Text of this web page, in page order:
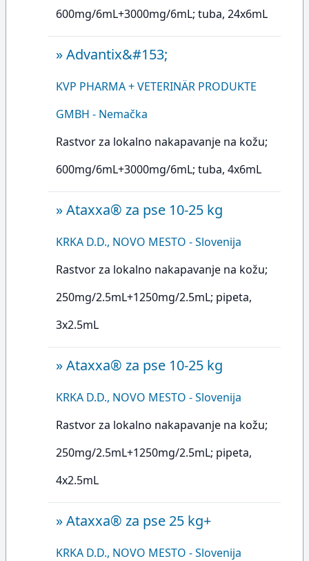
600mg/6mL+3000mg/6mL; tuba, 24x6mL
»Advantix&#153;
KVP PHARMA + VETERINÄR PRODUKTE
GMBH - Nemačka
Rastvor za lokalno nakapavanje na kožu;
600mg/6mL+3000mg/6mL; tuba, 4x6mL
»Ataxxa® za pse 10-25 kg
KRKA D.D., NOVO MESTO - Slovenija
Rastvor za lokalno nakapavanje na kožu;
250mg/2.5mL+1250mg/2.5mL; pipeta,
3x2.5mL
»Ataxxa® za pse 10-25 kg
KRKA D.D., NOVO MESTO - Slovenija
Rastvor za lokalno nakapavanje na kožu;
250mg/2.5mL+1250mg/2.5mL; pipeta,
4x2.5mL
»Ataxxa® za pse 25 kg+
KRKA D.D., NOVO MESTO - Slovenija